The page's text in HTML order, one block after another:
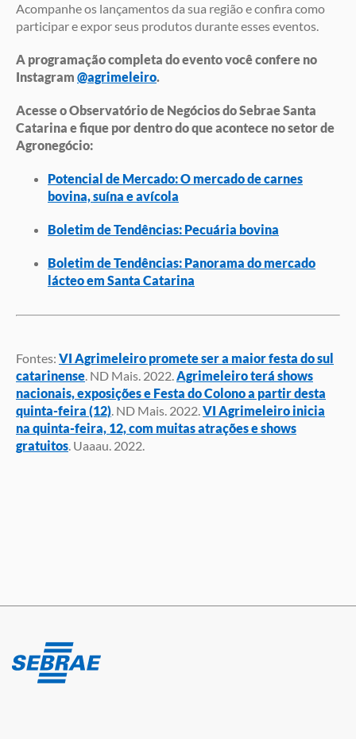
Acompanhe os lançamentos da sua região e confira como
participar e expor seus produtos durante esses eventos.
A programação completa do evento você confere no
Instagram @agrimeleiro.
Acesse o Observatório de Negócios do Sebrae Santa
Catarina e fique por dentro do que acontece no setor de
Agronegócio:
Potencial de Mercado: O mercado de carnes
bovina, suína e avícola
Boletim de Tendências: Pecuária bovina
Boletim de Tendências: Panorama do mercado
lácteo em Santa Catarina
Fontes: VI Agrimeleiro promete ser a maior festa do sul
catarinense. ND Mais. 2022.Agrimeleiro terá shows
nacionais, exposições e Festa do Colono a partir desta
quinta-feira (12). ND Mais. 2022.VI Agrimeleiro inicia
na quinta-feira, 12, com muitas atrações e shows
gratuitos. Uaaau. 2022.